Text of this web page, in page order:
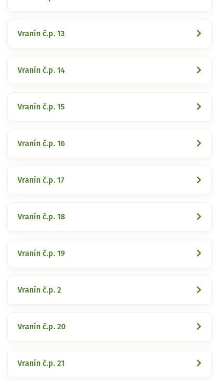
Vranín č.p. 13
Vranín č.p. 14
Vranín č.p. 15
Vranín č.p. 16
Vranín č.p. 17
Vranín č.p. 18
Vranín č.p. 19
Vranín č.p. 2
Vranín č.p. 20
Vranín č.p. 21